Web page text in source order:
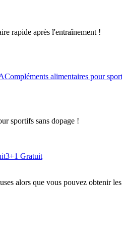
rapide après l'entraînement !
Compléments alimentaires pour
sportifs sans dopage !
3+1 Gratuit
alors que vous pouvez obtenir